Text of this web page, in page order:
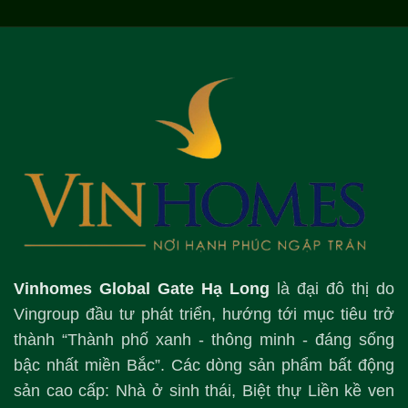
Vinhomes Global Gate Hạ Long là đại đô thị do
Vingroup đầu tư phát triển, hướng tới mục tiêu trở
thành “Thành phố xanh - thông minh - đáng sống
bậc nhất miền Bắc”. Các dòng sản phẩm bất động
sản cao cấp: Nhà ở sinh thái, Biệt thự Liền kề ven